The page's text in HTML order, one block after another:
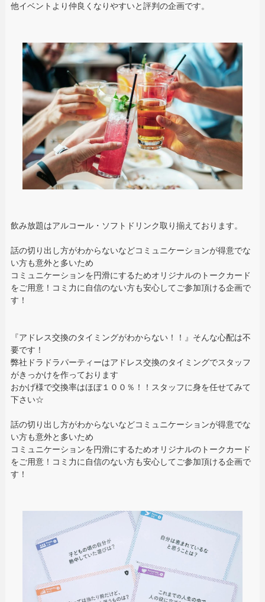
他イベントより仲良くなりやすいと評判の企画です。
飲み放題はアルコール・ソフトドリンク取り揃えております。
話の切り出し方がわからないなどコミュニケーションが得意でな
い方も意外と多いため
コミュニケーションを円滑にするためオリジナルのトークカード
をご用意！コミ力に自信のない方も安心してご参加頂ける企画で
す！
『アドレス交換のタイミングがわからない！！』そんな心配は不
要です！
弊社ドラドラパーティーはアドレス交換のタイミングでスタッフ
がきっかけを作っております
おかげ様で交換率はほぼ１００％！！スタッフに身を任せてみて
下さい☆
話の切り出し方がわからないなどコミュニケーションが得意でな
い方も意外と多いため
コミュニケーションを円滑にするためオリジナルのトークカード
をご用意！コミ力に自信のない方も安心してご参加頂ける企画で
す！